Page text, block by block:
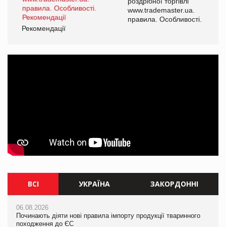
www.trademaster.ua.
правила. Особливості.
Рекомендації
ВСІ УКРАЇНА ЗАКОРДОННІ
06.08.2026
Починають діяти нові правила імпорту продукції тваринного
походження до ЄС
06.08.2026
Починають діяти нові правила імпорту продукції тваринного
походження до ЄС
06.08.2026
Починають діяти нові правила імпорту продукції тваринного
походження до ЄС